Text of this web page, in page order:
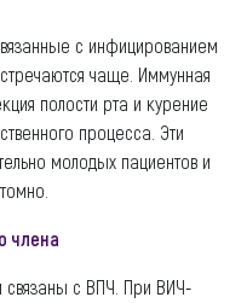
с инфицированием
чаще. Иммунная
полости рта и курение
процесса. Эти
молодых пациентов и
члена
связаны с ВПЧ. При ВИЧ-